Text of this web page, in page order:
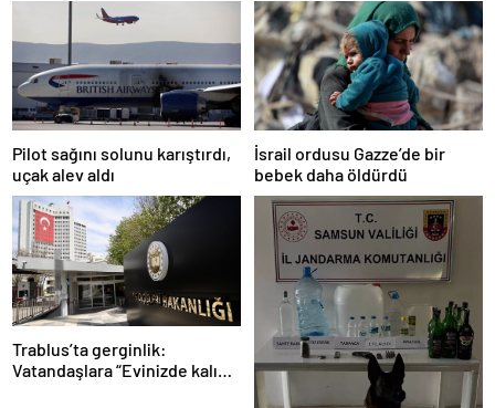
Pilot sağını solunu karıştırdı,
uçak alev aldı
İsrail ordusu Gazze’de bir
bebek daha öldürdü
Trablus’ta gerginlik:
Vatandaşlara “Evinizde kalın”